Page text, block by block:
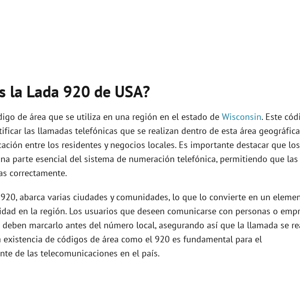
la Lada 920 de USA?
de área que se utiliza en una región en el estado de Wisconsin. Este
las llamadas telefónicas que se realizan dentro de esta área
entre los residentes y negocios locales. Es importante destacar que los
parte esencial del sistema de numeración telefónica, permitiendo que las
correctamente.
abarca varias ciudades y comunidades, lo que lo convierte en un
en la región. Los usuarios que deseen comunicarse con personas o
marcarlo antes del número local, asegurando así que la llamada se
existencia de códigos de área como el 920 es fundamental para el
de las telecomunicaciones en el país.